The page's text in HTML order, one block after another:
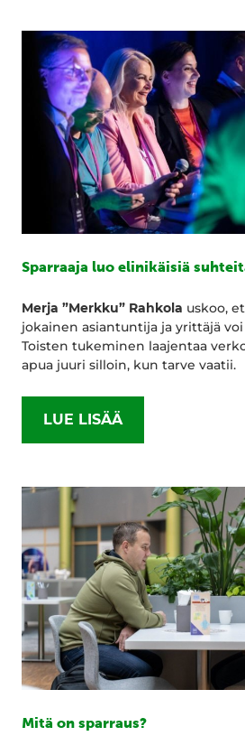
Sparraaja luo elinikäisiä
Merja ”Merkku” Rahkola uskoo,
jokainen asiantuntija ja yrittäjä
Toisten tukeminen laajentaa
apua juuri silloin, kun tarve vaatii.
LUE LISÄÄ
Mitä on sparraus?